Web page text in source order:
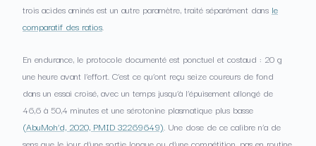
trois acides aminés est un autre paramètre, traité séparément dans le
comparatif des ratios
En endurance, le protocole documenté est ponctuel et costaud : 20 g
une heure avant l’effort. C’est ce qu’ont reçu seize coureurs de fond
dans un essai croisé, avec un temps jusqu’à l’épuisement allongé de
46,6 à 50,4 minutes et une sérotonine plasmatique plus basse
(AbuMoh’d, 2020, PMID 32269649) . Une dose de ce calibre n’a de
sens que le jour d’une sortie longue ou d’une compétition, pas en routine